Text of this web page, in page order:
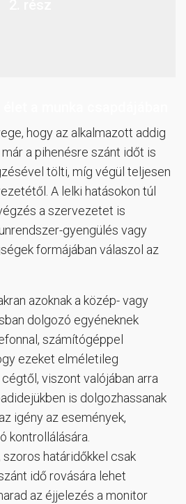
hogy az alkalmazott addig
a pihenésre szánt időt is
tölti, míg végül teljesen
A lelki hatásokon túl
a szervezetet is
gyengülés vagy
formájában válaszol az
azoknak a közép- vagy
dolgozó egyéneknek
számítógéppel
ezeket elméletileg
cégtől, viszont valójában arra
is dolgozhassanak
igény az események,
kontrollálására.
határidőkkel csak
idő rovására lehet
az éjjelezés a monitor